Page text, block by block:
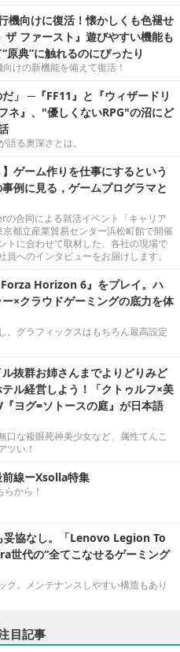
機向けに復活！懐かしくも色褪せ
ザ ファースト』遊びやすい機能も
原典”に触れるのにぴったり
けの新機能を備えて復活！
だ」 ─『FF11』と『ウィザードリ
ネ』、"優しくないRPG"の沼にど
る奥深さとは。
】ゲーム作りを仕事にするという
例に見る，ゲームプログラマと
合同による就活イベント「キャリア
都立産業貿易センター浜松町館で開催
トに合わせて取材した、各社の現場で
員へのインタビューをお届けします。
Horizon 6』をプレイ。ハ
×クラウドゲーミングの底力を体
。グラフィックスはもちろん最高設定
抜群お姉さんまでよりどりみど
ル経営しよう！「クトゥルフ×美
ヨグ=ソトースの庭』が日本語
口な複眼死神美少女など、属性てんこ
ツい！
線ーXsolla特集
から！
妥協なし。「Lenovo Legion To
世代の“全てこなせるゲーミング
ク。メンテナンスしやすい構造もあり
目記事